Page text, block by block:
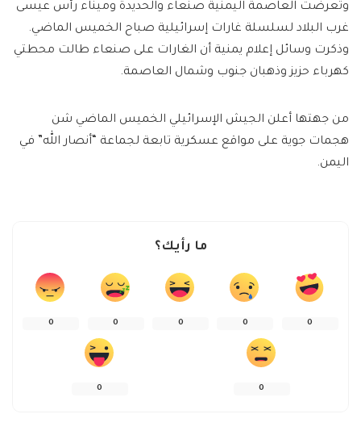
وتعرضت العاصمة اليمنية صنعاء والحديدة وميناء رأس عيسى
غرب البلاد لسلسلة غارات إسرائيلية صباح الخميس الماضي.
وذكرت وسائل إعلام يمنية أن الغارات على صنعاء طالت محطتي
كهرباء حزيز وذهبان جنوب وشمال العاصمة.
من جهتها أعلن الجيش الإسرائيلي الخميس الماضي شن
هجمات جوية على مواقع عسكرية تابعة لجماعة “أنصار الله” في
اليمن.
ما رأيك؟
0
0
0
0
0
0
0